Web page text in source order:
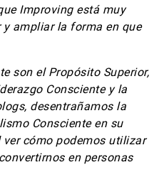
Improving está muy
ampliar la forma en que
son el Propósito Superior,
Consciente y la
desentrañamos la
Consciente en su
cómo podemos utilizar
en personas